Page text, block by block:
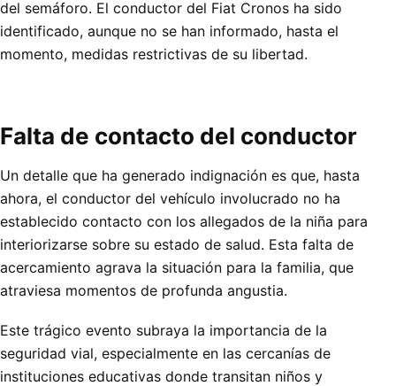
del semáforo. El conductor del Fiat Cronos ha sido
identificado, aunque no se han informado, hasta el
momento, medidas restrictivas de su libertad.
Falta de contacto del conductor
Un detalle que ha generado indignación es que, hasta
ahora, el conductor del vehículo involucrado no ha
establecido contacto con los allegados de la niña para
interiorizarse sobre su estado de salud. Esta falta de
acercamiento agrava la situación para la familia, que
atraviesa momentos de profunda angustia.
Este trágico evento subraya la importancia de la
seguridad vial, especialmente en las cercanías de
instituciones educativas donde transitan niños y